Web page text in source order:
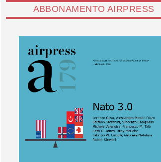
ABBONAMENTO AIRPRESS